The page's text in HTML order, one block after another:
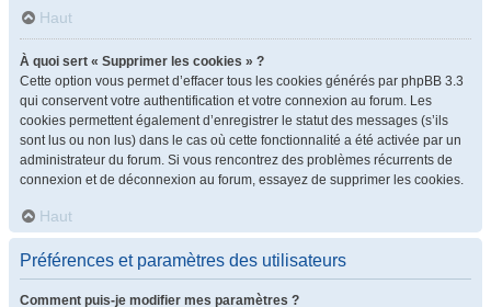
Haut
À quoi sert « Supprimer les cookies » ?
Cette option vous permet d’effacer tous les cookies générés par phpBB 3.3
qui conservent votre authentification et votre connexion au forum. Les
cookies permettent également d’enregistrer le statut des messages (s’ils
sont lus ou non lus) dans le cas où cette fonctionnalité a été activée par un
administrateur du forum. Si vous rencontrez des problèmes récurrents de
connexion et de déconnexion au forum, essayez de supprimer les cookies.
Haut
Préférences et paramètres des utilisateurs
Comment puis-je modifier mes paramètres ?